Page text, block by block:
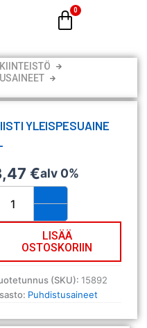
KIINTEISTÖ
YLEISPESUAINE
€alv 0%
LISÄÄ
OSTOSKORIIN
(SKU):15892
Puhdistusaineet